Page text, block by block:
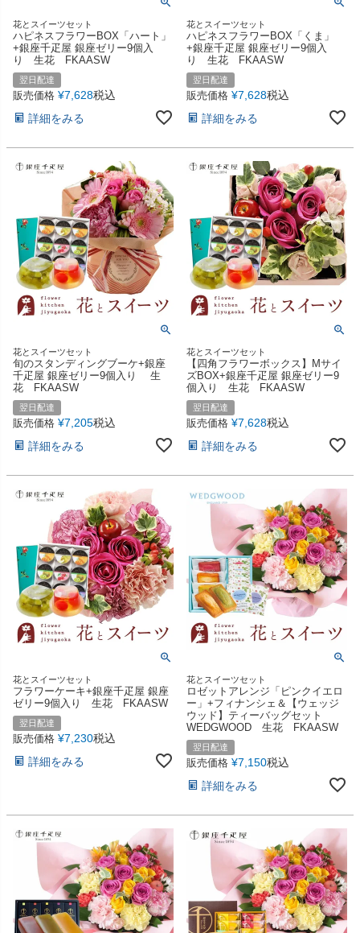
花とスイーツセット
ハピネスフラワーBOX「ハート」
+銀座千疋屋 銀座ゼリー9個入
り 生花 FKAASW
翌日配達
販売価格 ¥7,628税込
詳細をみる
花とスイーツセット
ハピネスフラワーBOX「くま」
+銀座千疋屋 銀座ゼリー9個入
り 生花 FKAASW
翌日配達
販売価格 ¥7,628税込
詳細をみる
花とスイーツセット
旬のスタンディングブーケ+銀座
千疋屋 銀座ゼリー9個入り 生
花 FKAASW
翌日配達
販売価格 ¥7,205税込
詳細をみる
花とスイーツセット
【四角フラワーボックス】Mサイ
ズBOX+銀座千疋屋 銀座ゼリー9
個入り 生花 FKAASW
翌日配達
販売価格 ¥7,628税込
詳細をみる
花とスイーツセット
フラワーケーキ+銀座千疋屋 銀座
ゼリー9個入り 生花 FKAASW
翌日配達
販売価格 ¥7,230税込
詳細をみる
花とスイーツセット
ロゼットアレンジ「ピンクイエロ
ー」+フィナンシェ＆【ウェッジ
ウッド】ティーバッグセット
WEDGWOOD 生花 FKAASW
翌日配達
販売価格 ¥7,150税込
詳細をみる